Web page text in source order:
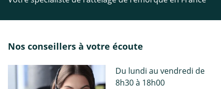
Nos conseillers à votre écoute
Du lundi au vendredi de
8h30 à 18h00